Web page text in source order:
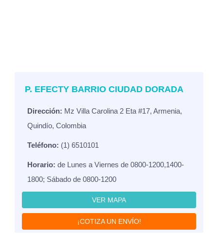
P. EFECTY BARRIO CIUDAD DORADA
Dirección: Mz Villa Carolina 2 Eta #17, Armenia,
Quindío, Colombia
Teléfono: (1) 6510101
Horario: de Lunes a Viernes de 0800-1200,1400-
1800; Sábado de 0800-1200
VER MAPA
¡COTIZA UN ENVÍO!